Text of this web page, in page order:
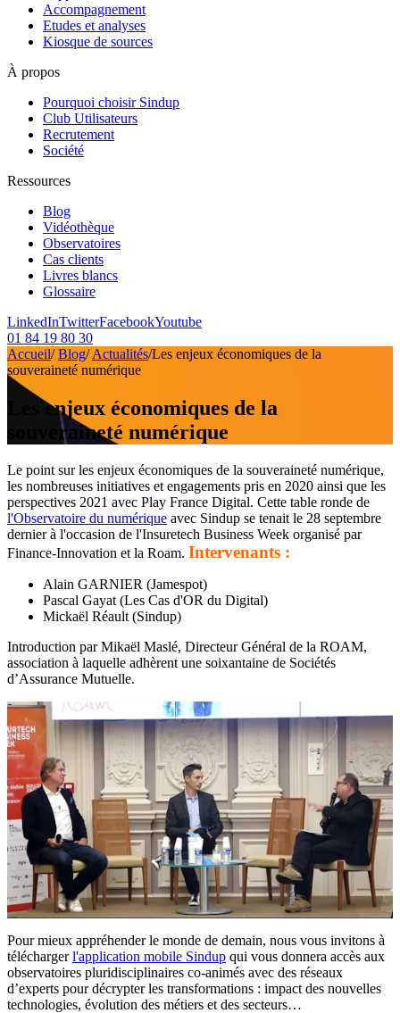
Accompagnement
Etudes et analyses
Kiosque de sources
À propos
Pourquoi choisir Sindup
Club Utilisateurs
Recrutement
Société
Ressources
Blog
Vidéothèque
Observatoires
Cas clients
Livres blancs
Glossaire
LinkedInTwitterFacebookYoutube
01 84 19 80 30
Accueil/ Blog/ Actualités/Les enjeux économiques de la
souveraineté numérique
Les enjeux économiques de la
souveraineté numérique
Le point sur les enjeux économiques de la souveraineté numérique,
les nombreuses initiatives et engagements pris en 2020 ainsi que les
perspectives 2021 avec Play France Digital. Cette table ronde de
l'Observatoire du numérique avec Sindup se tenait le 28 septembre
dernier à l'occasion de l'Insuretech Business Week organisé par
Finance-Innovation et la Roam. Intervenants :
Alain GARNIER (Jamespot)
Pascal Gayat (Les Cas d'OR du Digital)
Mickaël Réault (Sindup)
Introduction par Mikaël Maslé, Directeur Général de la ROAM,
association à laquelle adhèrent une soixantaine de Sociétés
d’Assurance Mutuelle.
Pour mieux appréhender le monde de demain, nous vous invitons à
téléchargerl'application mobile Sindup qui vous donnera accès aux
observatoires pluridisciplinaires co-animés avec des réseaux
d’experts pour décrypter les transformations : impact des nouvelles
technologies, évolution des métiers et des secteurs…